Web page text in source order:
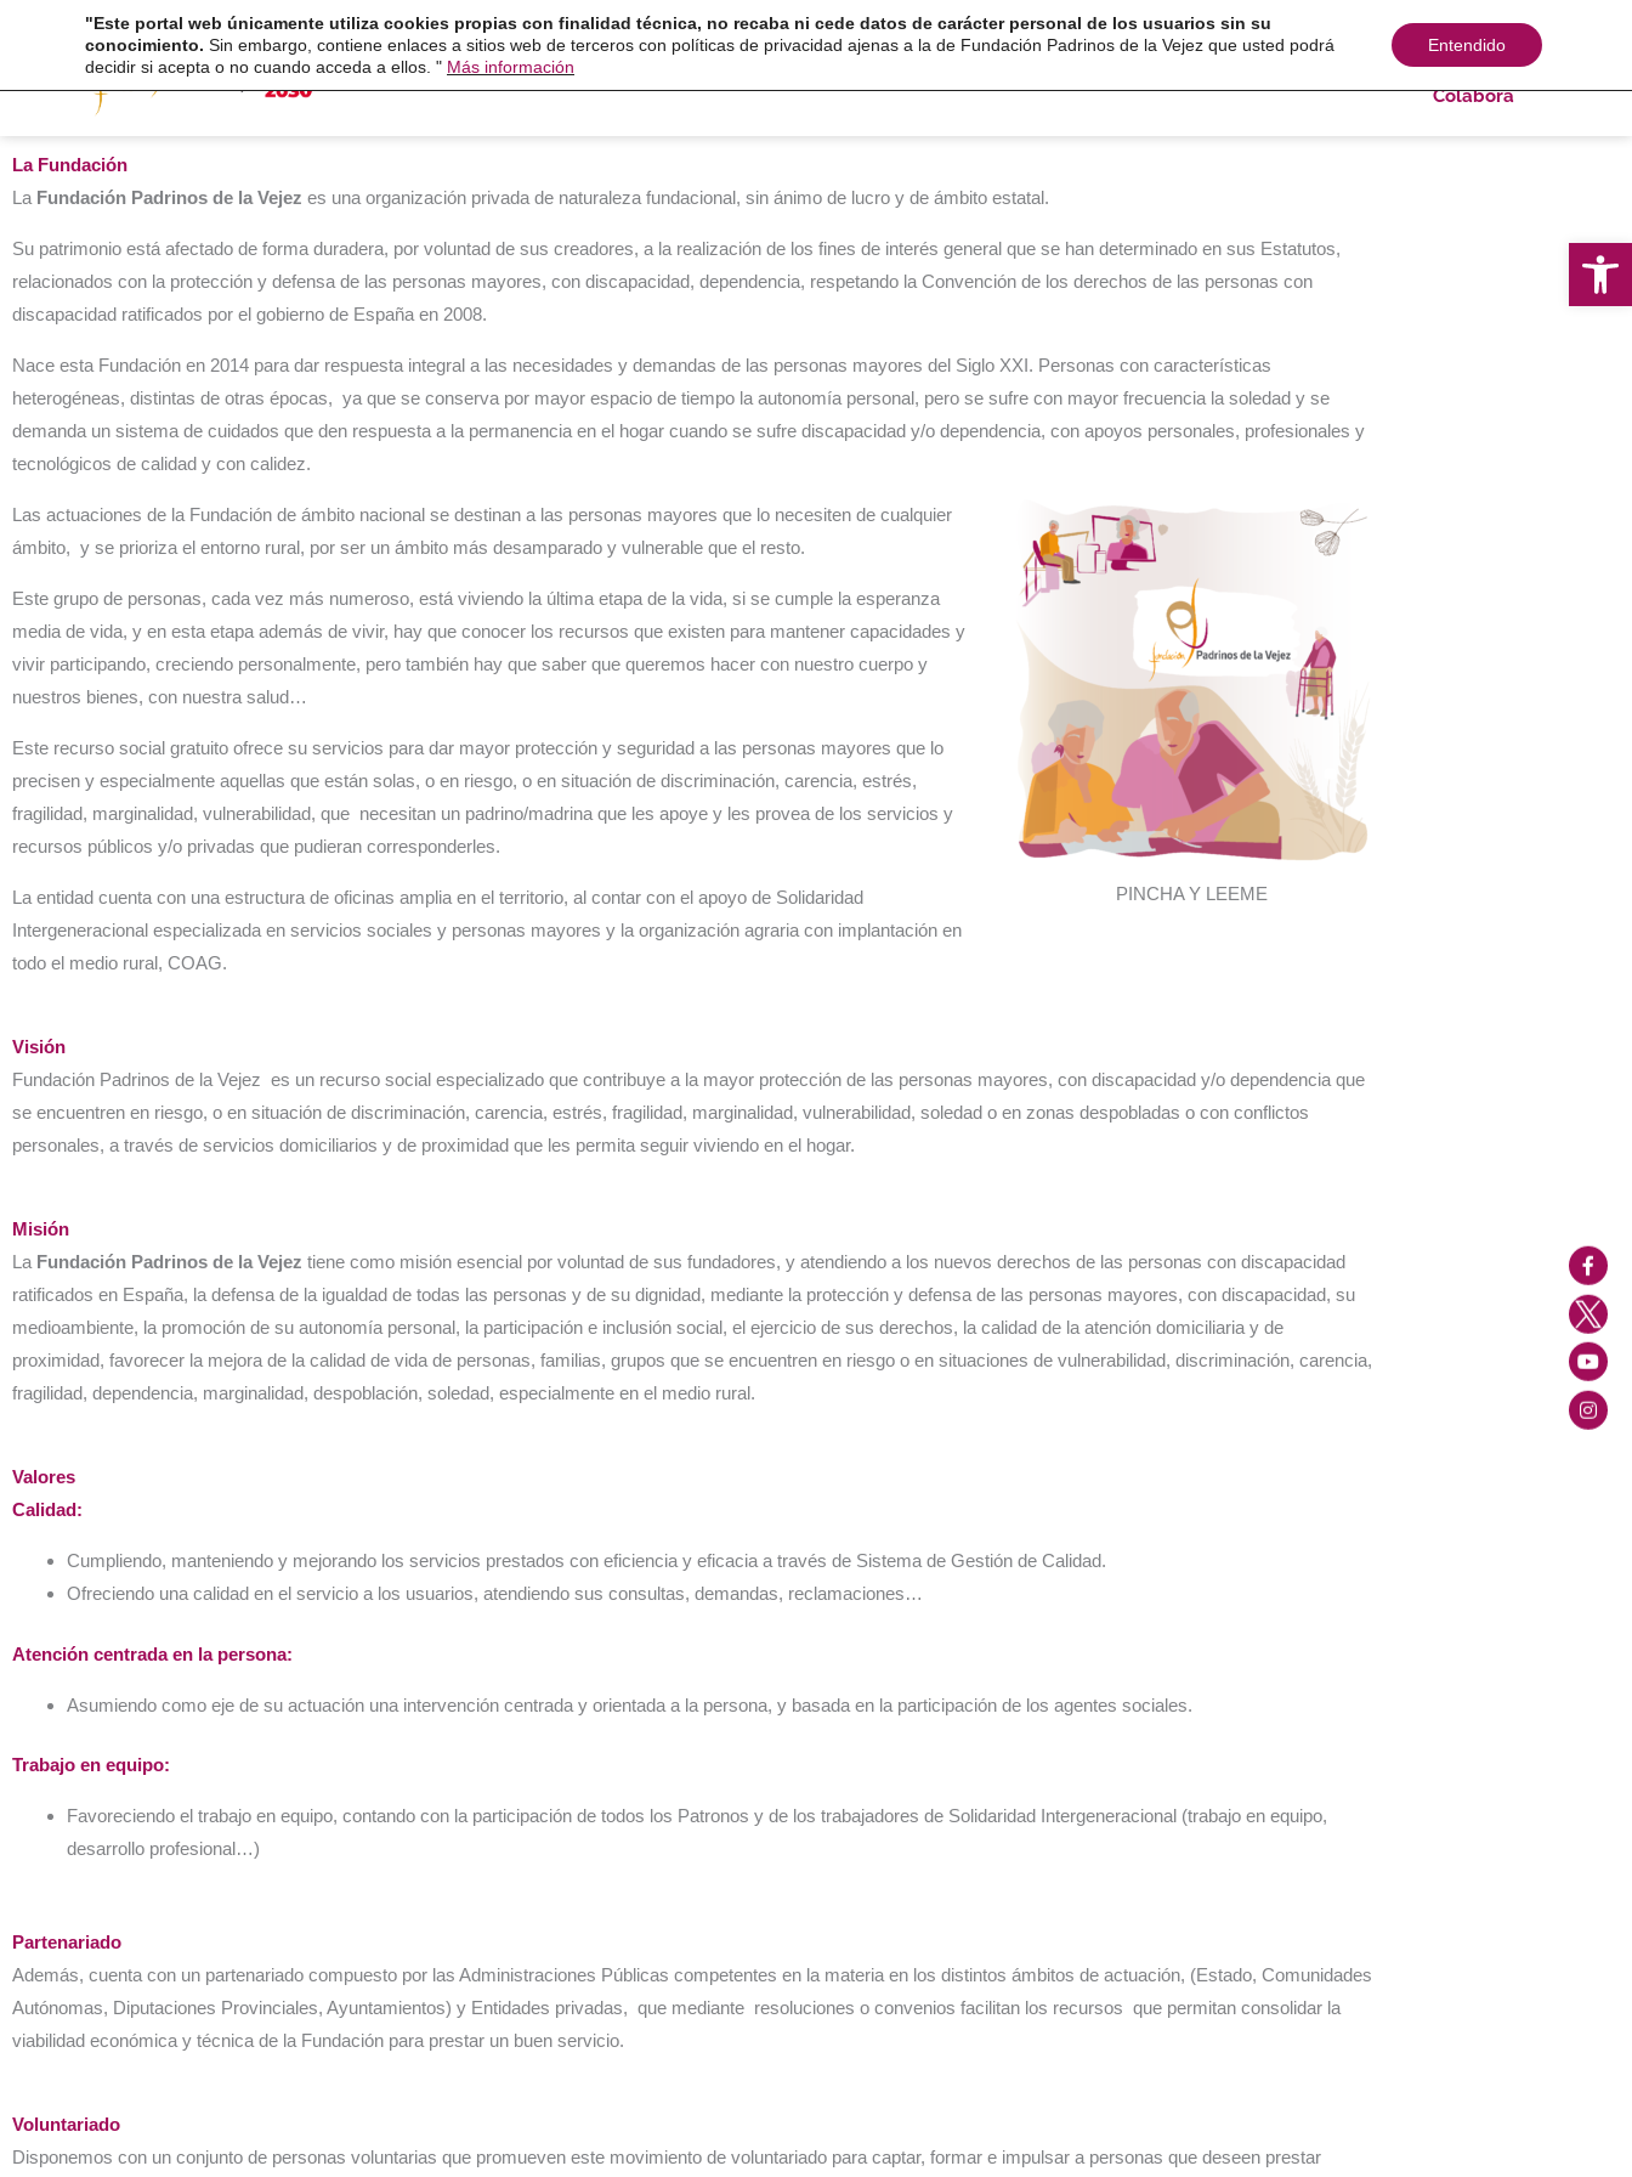
Fundación Servicios Programas Ayuda y recursos sociales Comunicación Consultoría
Colabora
La Fundación
La Fundación Padrinos de la Vejez es una organización privada de naturaleza fundacional, sin ánimo de lucro y de ámbito estatal.
Su patrimonio está afectado de forma duradera, por voluntad de sus creadores, a la realización de los fines de interés general que se han determinado en sus Estatutos,
relacionados con la protección y defensa de las personas mayores, con discapacidad, dependencia, respetando la Convención de los derechos de las personas con
discapacidad ratificados por el gobierno de España en 2008.
Nace esta Fundación en 2014 para dar respuesta integral a las necesidades y demandas de las personas mayores del Siglo XXI. Personas con características
heterogéneas, distintas de otras épocas, ya que se conserva por mayor espacio de tiempo la autonomía personal, pero se sufre con mayor frecuencia la soledad y se
demanda un sistema de cuidados que den respuesta a la permanencia en el hogar cuando se sufre discapacidad y/o dependencia, con apoyos personales, profesionales y
tecnológicos de calidad y con calidez.
PINCHA Y LEEME
Las actuaciones de la Fundación de ámbito nacional se destinan a las personas mayores que lo necesiten de cualquier
ámbito, y se prioriza el entorno rural, por ser un ámbito más desamparado y vulnerable que el resto.
Este grupo de personas, cada vez más numeroso, está viviendo la última etapa de la vida, si se cumple la esperanza
media de vida, y en esta etapa además de vivir, hay que conocer los recursos que existen para mantener capacidades y
vivir participando, creciendo personalmente, pero también hay que saber que queremos hacer con nuestro cuerpo y
nuestros bienes, con nuestra salud…
Este recurso social gratuito ofrece su servicios para dar mayor protección y seguridad a las personas mayores que lo
precisen y especialmente aquellas que están solas, o en riesgo, o en situación de discriminación, carencia, estrés,
fragilidad, marginalidad, vulnerabilidad, que necesitan un padrino/madrina que les apoye y les provea de los servicios y
recursos públicos y/o privadas que pudieran corresponderles.
La entidad cuenta con una estructura de oficinas amplia en el territorio, al contar con el apoyo de Solidaridad
Intergeneracional especializada en servicios sociales y personas mayores y la organización agraria con implantación en
todo el medio rural, COAG.
Visión
Fundación Padrinos de la Vejez es un recurso social especializado que contribuye a la mayor protección de las personas mayores, con discapacidad y/o dependencia que
se encuentren en riesgo, o en situación de discriminación, carencia, estrés, fragilidad, marginalidad, vulnerabilidad, soledad o en zonas despobladas o con conflictos
personales, a través de servicios domiciliarios y de proximidad que les permita seguir viviendo en el hogar.
Misión
La Fundación Padrinos de la Vejez tiene como misión esencial por voluntad de sus fundadores, y atendiendo a los nuevos derechos de las personas con discapacidad
ratificados en España, la defensa de la igualdad de todas las personas y de su dignidad, mediante la protección y defensa de las personas mayores, con discapacidad, su
medioambiente, la promoción de su autonomía personal, la participación e inclusión social, el ejercicio de sus derechos, la calidad de la atención domiciliaria y de
proximidad, favorecer la mejora de la calidad de vida de personas, familias, grupos que se encuentren en riesgo o en situaciones de vulnerabilidad, discriminación, carencia,
fragilidad, dependencia, marginalidad, despoblación, soledad, especialmente en el medio rural.
Valores
Calidad:
Cumpliendo, manteniendo y mejorando los servicios prestados con eficiencia y eficacia a través de Sistema de Gestión de Calidad.
Ofreciendo una calidad en el servicio a los usuarios, atendiendo sus consultas, demandas, reclamaciones…
Atención centrada en la persona:
Asumiendo como eje de su actuación una intervención centrada y orientada a la persona, y basada en la participación de los agentes sociales.
Trabajo en equipo:
Favoreciendo el trabajo en equipo, contando con la participación de todos los Patronos y de los trabajadores de Solidaridad Intergeneracional (trabajo en equipo,
desarrollo profesional…)
Partenariado
Además, cuenta con un partenariado compuesto por las Administraciones Públicas competentes en la materia en los distintos ámbitos de actuación, (Estado, Comunidades
Autónomas, Diputaciones Provinciales, Ayuntamientos) y Entidades privadas, que mediante resoluciones o convenios facilitan los recursos que permitan consolidar la
viabilidad económica y técnica de la Fundación para prestar un buen servicio.
Voluntariado
Disponemos con un conjunto de personas voluntarias que promueven este movimiento de voluntariado para captar, formar e impulsar a personas que deseen prestar
"Este portal web únicamente utiliza cookies propias con finalidad técnica, no recaba ni cede datos de carácter personal de los usuarios sin su
conocimiento. Sin embargo, contiene enlaces a sitios web de terceros con políticas de privacidad ajenas a la de Fundación Padrinos de la Vejez que usted podrá
decidir si acepta o no cuando acceda a ellos. " Más información
Entendido